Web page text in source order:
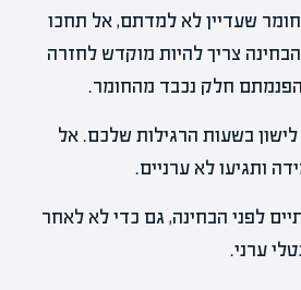
שעדיין לא למדתם, אל תחכו
צריך להיות מוקדש לחזרה
חלק נכבד מהחומר.
לישון בשעות הרגילות שלכם. אל
ותגיעו לא ערניים.
לפני הבחינה, גם כדי לא לאחר
ערני.